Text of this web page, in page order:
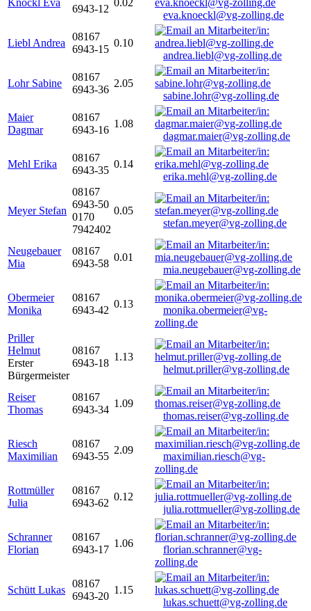
Knöckl Eva
6943-12
0.02
eva.knoeckl@vg-zolling.de
Liebl Andrea
08167
6943-15
0.10
andrea.liebl@vg-zolling.de
Lohr Sabine
08167
6943-36
2.05
sabine.lohr@vg-zolling.de
Maier
Dagmar
08167
6943-16
1.08
dagmar.maier@vg-zolling.de
Mehl Erika
08167
6943-35
0.14
erika.mehl@vg-zolling.de
Meyer Stefan
08167
6943-50
0170
7942402
0.05
stefan.meyer@vg-zolling.de
Neugebauer
Mia
08167
6943-58
0.01
mia.neugebauer@vg-zolling.de
Obermeier
Monika
08167
6943-42
0.13
monika.obermeier@vg-
zolling.de
Priller
Helmut
Erster
Bürgermeister
08167
6943-18
1.13
helmut.priller@vg-zolling.de
Reiser
Thomas
08167
6943-34
1.09
thomas.reiser@vg-zolling.de
Riesch
Maximilian
08167
6943-55
2.09
maximilian.riesch@vg-
zolling.de
Rottmüller
Julia
08167
6943-62
0.12
julia.rottmueller@vg-zolling.de
Schranner
Florian
08167
6943-17
1.06
florian.schranner@vg-
zolling.de
Schütt Lukas
08167
6943-20
1.15
lukas.schuett@vg-zolling.de